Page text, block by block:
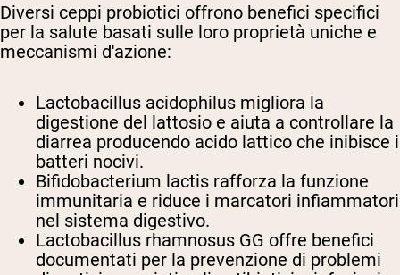
Diversi ceppi probiotici offrono benefici specifici
per la salute basati sulle loro proprietà uniche e
meccanismi d'azione:
Lactobacillus acidophilus migliora la
digestione del lattosio e aiuta a controllare la
diarrea producendo acido lattico che inibisce i
batteri nocivi.
Bifidobacterium lactis rafforza la funzione
immunitaria e riduce i marcatori infiammatori
nel sistema digestivo.
Lactobacillus rhamnosus GG offre benefici
documentati per la prevenzione di problemi